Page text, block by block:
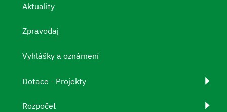
Aktuality
Zpravodaj
Vyhlášky a oznámení
Dotace - Projekty
Rozpočet